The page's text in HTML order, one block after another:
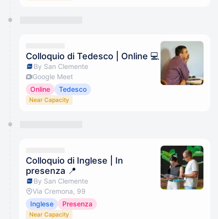
Colloquio di Tedesco | Online 💻
By San Clemente
Google Meet
Online
Tedesco
Near Capacity
Colloquio di Inglese | In
presenza 📍
By San Clemente
Via Cremona, 99
Inglese
Presenza
Near Capacity